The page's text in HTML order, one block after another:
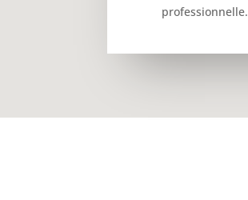
professionnelle.